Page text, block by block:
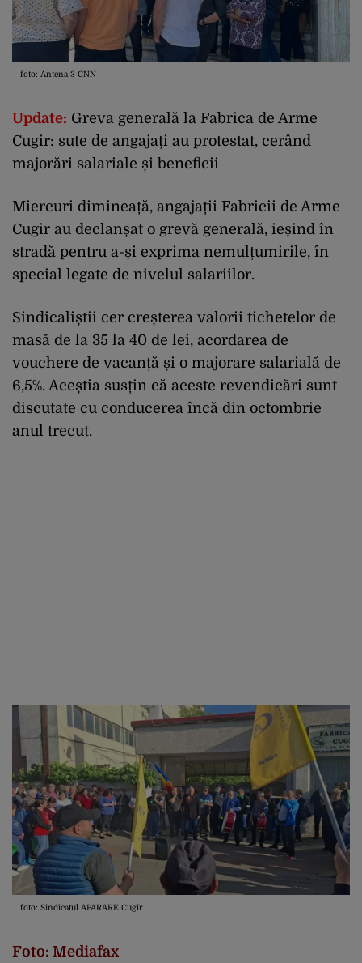
foto: Antena 3 CNN
Update: Greva generală la Fabrica de Arme
Cugir: sute de angajați au protestat, cerând
majorări salariale și beneficii
Miercuri dimineață, angajații Fabricii de Arme
Cugir au declanșat o grevă generală, ieșind în
stradă pentru a-și exprima nemulțumirile, în
special legate de nivelul salariilor.
Sindicaliștii cer creșterea valorii tichetelor de
masă de la 35 la 40 de lei, acordarea de
vouchere de vacanță și o majorare salarială de
6,5%. Aceștia susțin că aceste revendicări sunt
discutate cu conducerea încă din octombrie
anul trecut.
foto: Sindicatul APARARE Cugir
Foto: Mediafax